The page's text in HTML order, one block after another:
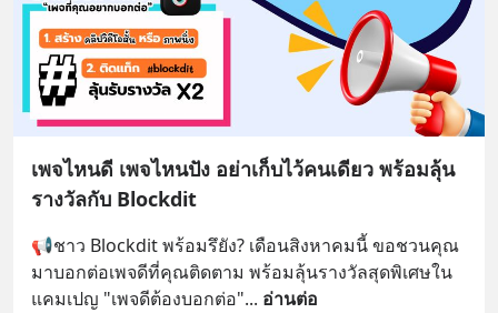
เพจไหนดี เพจไหนปัง อย่าเก็บไว้คนเดียว พร้อมลุ้น
รางวัลกับ Blockdit
📢ชาว Blockdit พร้อมรึยัง? เดือนสิงหาคมนี้ ขอชวนคุณ
มาบอกต่อเพจดีที่คุณติดตาม พร้อมลุ้นรางวัลสุดพิเศษใน
แคมเปญ "เพจดีต้องบอกต่อ"... อ่านต่อ